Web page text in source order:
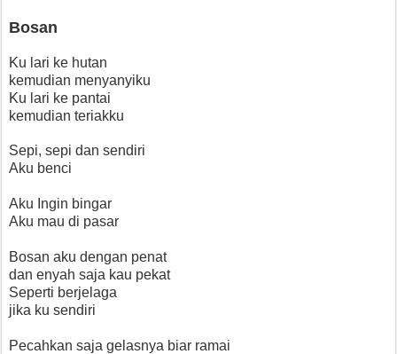
Bosan
Ku lari ke hutan
kemudian menyanyiku
Ku lari ke pantai
kemudian teriakku
Sepi, sepi dan sendiri
Aku benci
Aku Ingin bingar
Aku mau di pasar
Bosan aku dengan penat
dan enyah saja kau pekat
Seperti berjelaga
jika ku sendiri
Pecahkan saja gelasnya biar ramai